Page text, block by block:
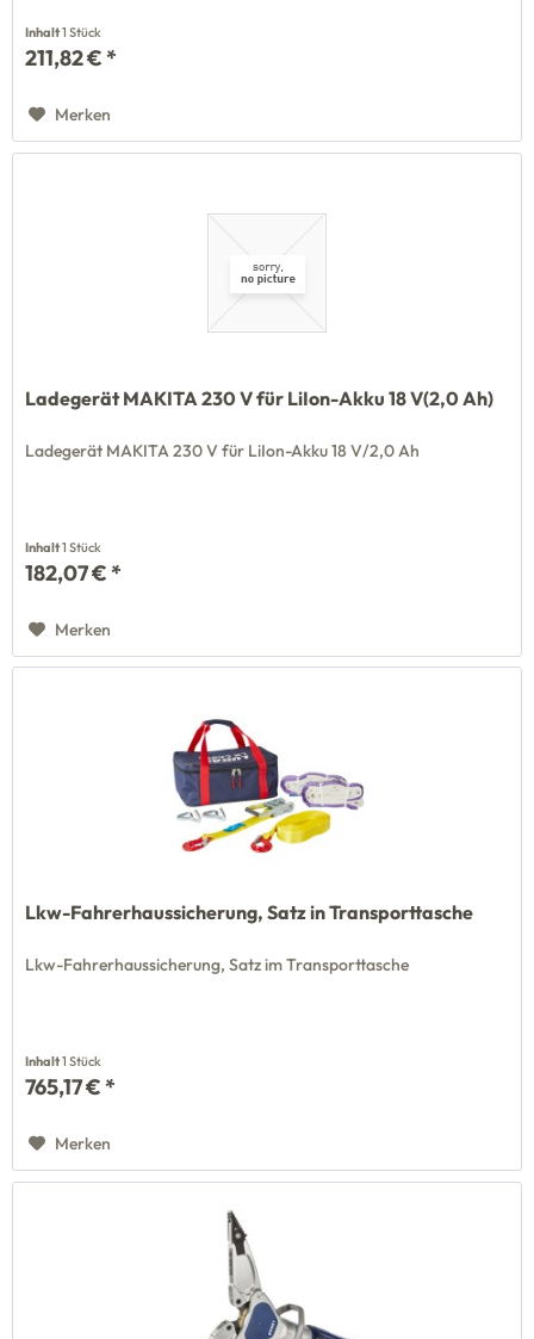
Inhalt1 Stück
211,82 € *
Merken
Ladegerät MAKITA 230 V für LiIon-Akku 18 V(2,0 Ah)
Ladegerät MAKITA 230 V für LiIon-Akku 18 V/2,0 Ah
Inhalt1 Stück
182,07 € *
Merken
Lkw-Fahrerhaussicherung, Satz in Transporttasche
Lkw-Fahrerhaussicherung, Satz im Transporttasche
Inhalt1 Stück
765,17 € *
Merken